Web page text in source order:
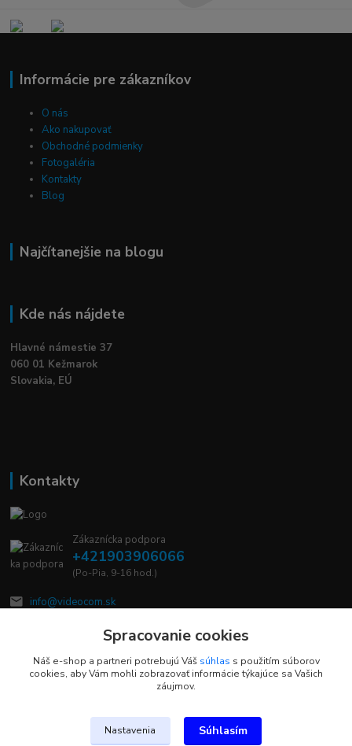
Informácie pre zákazníkov
O nás
Ako nakupovať
Obchodné podmienky
Fotogaléria
Kontakty
Blog
Najčítanejšie na blogu
Kde nás nájdete
Hlavné námestie 37
060 01 Kežmarok
Slovakia, EÚ
Kontakty
Zákaznícka podpora
+421903906066
(Po-Pia, 9-16 hod.)
info@videocom.sk
Upravit sběr cookies.
Spracovanie cookies
Náš e-shop a partneri potrebujú Váš súhlas s použitím súborov
cookies, aby Vám mohli zobrazovať informácie týkajúce sa Vašich
záujmov.
Nastavenia Súhlasím